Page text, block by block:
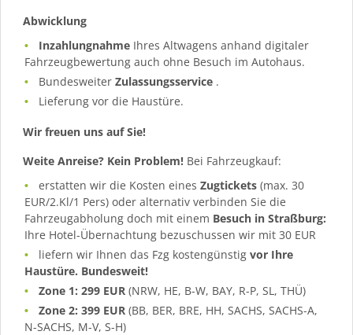
Abwicklung
Inzahlungnahme Ihres Altwagens anhand digitaler
Fahrzeugbewertung auch ohne Besuch im Autohaus.
BundesweiterZulassungsservice .
Lieferung vor die Haustüre.
Wir freuen uns auf Sie!
Weite Anreise? Kein Problem! Bei Fahrzeugkauf:
erstatten wir die Kosten einesZugtickets (max. 30
EUR/2.Kl/1 Pers) oder alternativ verbinden Sie die
Fahrzeugabholung doch mit einem Besuch in Straßburg:
Ihre Hotel-Übernachtung bezuschussen wir mit 30 EUR
liefern wir Ihnen das Fzg kostengünstigvor Ihre
Haustüre. Bundesweit!
Zone 1: 299 EUR (NRW, HE, B-W, BAY, R-P, SL, THÜ)
Zone 2: 399 EUR (BB, BER, BRE, HH, SACHS, SACHS-A,
N-SACHS, M-V, S-H)